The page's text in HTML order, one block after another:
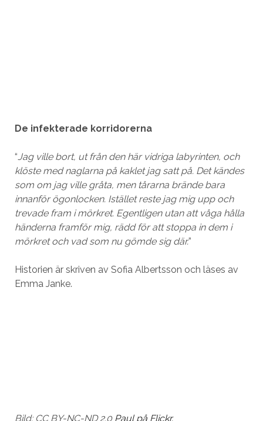
De infekterade korridorerna
“Jag ville bort, ut från den här vidriga labyrinten, och
klöste med naglarna på kaklet jag satt på. Det kändes
som om jag ville gråta, men tårarna brände bara
innanför ögonlocken. Istället reste jag mig upp och
trevade fram i mörkret. Egentligen utan att våga hålla
händerna framför mig, rädd för att stoppa in dem i
mörkret och vad som nu gömde sig där.”
Historien är skriven av Sofia Albertsson och läses av
Emma Janke.
Bild: CC BY-NC-ND 2.0 Paul på Flickr.